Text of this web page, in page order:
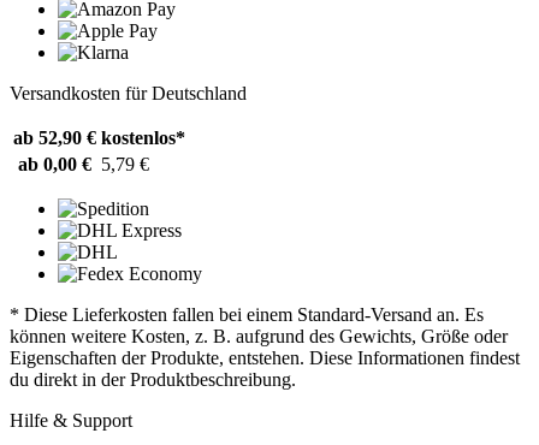
Versandkosten für Deutschland
ab 52,90 € kostenlos*
ab 0,00 € 5,79 €
* Diese Lieferkosten fallen bei einem Standard-Versand an. Es
können weitere Kosten, z. B. aufgrund des Gewichts, Größe oder
Eigenschaften der Produkte, entstehen. Diese Informationen findest
du direkt in der Produktbeschreibung.
Hilfe & Support